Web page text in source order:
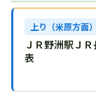
上り（米原方面）
ＪＲ野洲駅Ｊ
表